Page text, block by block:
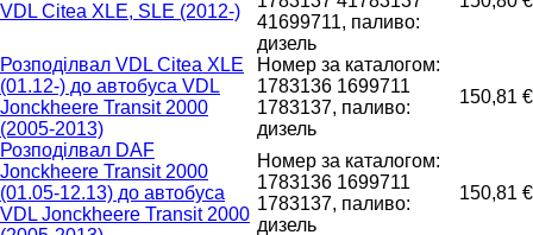
VDL Citea XLE, SLE (2012-)
41699711, паливо:
дизель
Розподілвал VDL Citea XLE
(01.12-) до автобуса VDL
Jonckheere Transit 2000
(2005-2013)
Номер за каталогом:
1783136 1699711
1783137, паливо:
дизель
150,81 €
Розподілвал DAF
Jonckheere Transit 2000
(01.05-12.13) до автобуса
VDL Jonckheere Transit 2000
Номер за каталогом:
1783136 1699711
1783137, паливо:
дизель
150,81 €